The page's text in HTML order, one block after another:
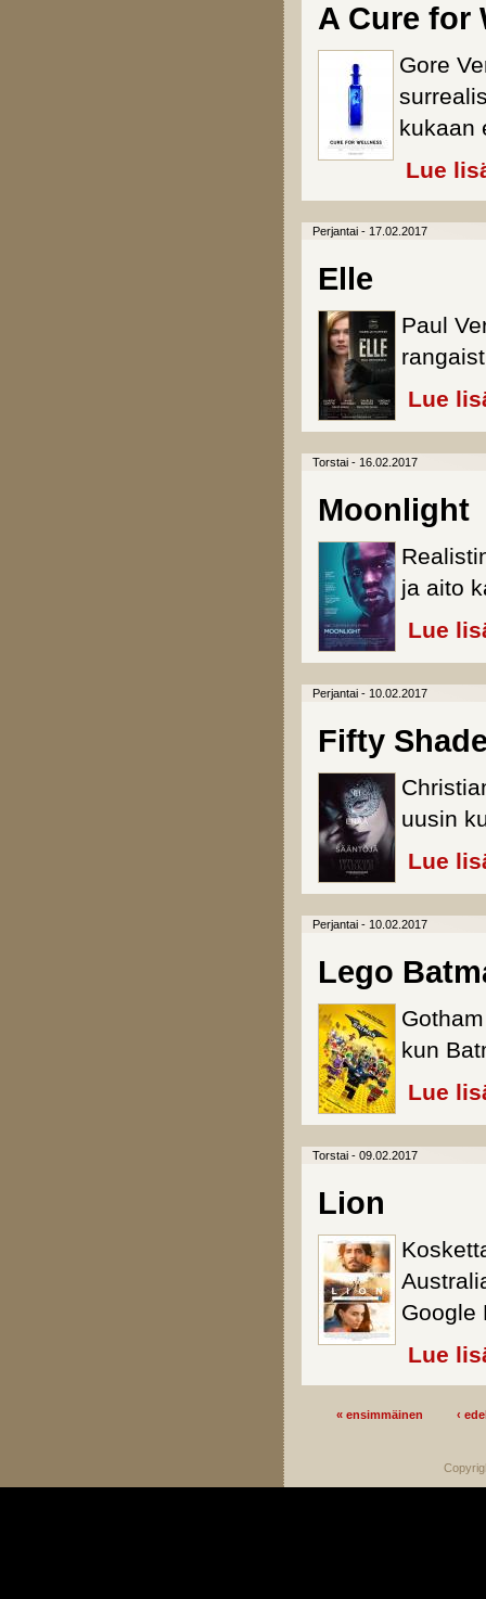
A Cure for
Gore
kukaan
Lue
Perjantai - 17.02.2017
Elle
Paul
Lue
Torstai - 16.02.2017
Moonlight
ja aito
Lue
Perjantai - 10.02.2017
Fifty
uusin
Lue
Perjantai - 10.02.2017
Lego
kun
Lue
Torstai - 09.02.2017
Lion
Google
Lue
« ensimmäinen ‹